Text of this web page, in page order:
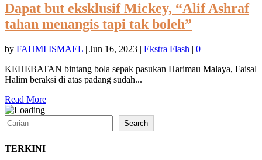
Dapat but eksklusif Mickey, “Alif Ashraf
tahan menangis tapi tak boleh”
by FAHMI ISMAEL | Jun 16, 2023 | Ekstra Flash | 0
KEHEBATAN bintang bola sepak pasukan Harimau Malaya, Faisal
Halim beraksi di atas padang sudah...
Read More
Search Search
TERKINI